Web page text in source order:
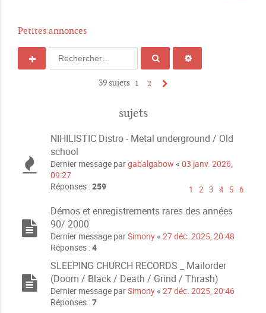
Petites annonces
39 sujets 1 2
sujets
NIHILISTIC Distro - Metal underground / Old
school
Dernier message pargabalgabow « 03 janv. 2026,
09:27
Réponses :259 1 2 3 4 5 6
Démos et enregistrements rares des années
90/ 2000
Dernier message parSimony « 27 déc. 2025, 20:48
Réponses :4
SLEEPING CHURCH RECORDS _ Mailorder
(Doom / Black / Death / Grind / Thrash)
Dernier message parSimony « 27 déc. 2025, 20:46
Réponses :7